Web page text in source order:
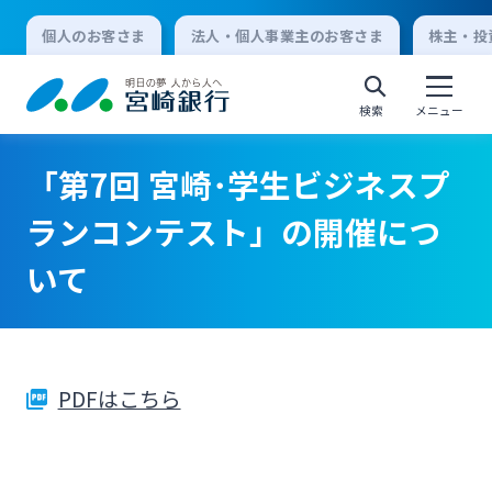
個人のお客さま 法人・個人事業主のお客さま 株主・
検索 メニュー
個人向けインターネットバンキング
「第7回 宮崎･学生ビジネスプ
ランコンテスト」の開催につ
いて
PDFはこちら